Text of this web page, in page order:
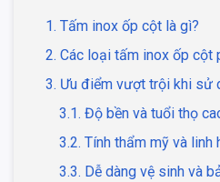
1. Tấm inox ốp cột là gì?
2. Các loại tấm inox ốp cột
3. Ưu điểm vượt trội khi sử
3.1. Độ bền và tuổi thọ
3.2. Tính thẩm mỹ và
3.3. Dễ dàng vệ sinh và